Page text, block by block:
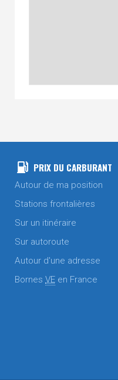
PRIX DU CARBURANT
Autour de ma position
Stations frontalières
Sur un itinéraire
Sur autoroute
Autour d'une adresse
Bornes VE en France